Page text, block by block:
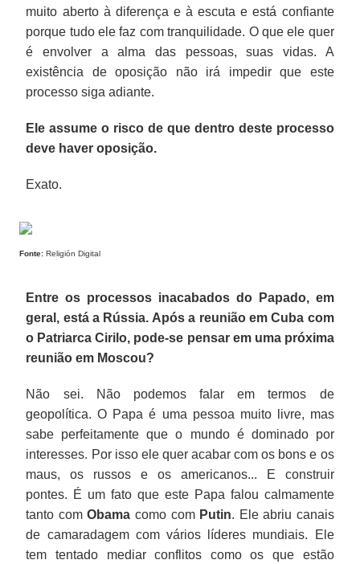
muito aberto à diferença e à escuta e está confiante
porque tudo ele faz com tranquilidade. O que ele quer
é envolver a alma das pessoas, suas vidas. A
existência de oposição não irá impedir que este
processo siga adiante.
Ele assume o risco de que dentro deste processo
deve haver oposição.
Exato.
Fonte:Religión Digital
Entre os processos inacabados do Papado, em
geral, está a Rússia. Após a reunião em Cuba com
o Patriarca Cirilo, pode-se pensar em uma próxima
reunião em Moscou?
Não sei. Não podemos falar em termos de
geopolítica. O Papa é uma pessoa muito livre, mas
sabe perfeitamente que o mundo é dominado por
interesses. Por isso ele quer acabar com os bons e os
maus, os russos e os americanos... E construir
pontes. É um fato que este Papa falou calmamente
tanto comObama como com Putin. Ele abriu canais
de camaradagem com vários líderes mundiais. Ele
tem tentado mediar conflitos como os que estão